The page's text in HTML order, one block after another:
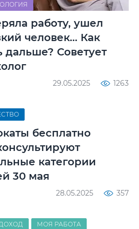
работу, ушел
человек… Как
дальше? Советует
29.05.2025 1263
бесплатно
категории
30 мая
28.05.2025 357
МОЯ РАБОТА